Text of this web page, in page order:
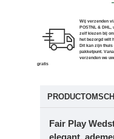
POSTNL & DHL,
zelf kiezen bij
het bezorgd wilt
Dit kan zijn thuis
pakketpunt.
verzenden we uw
Fair Play
elegant,